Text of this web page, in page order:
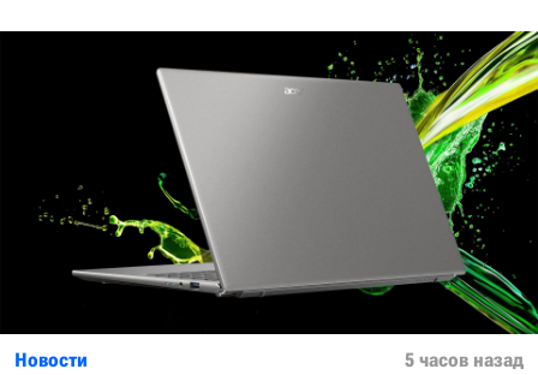
Новости 5 часов назад